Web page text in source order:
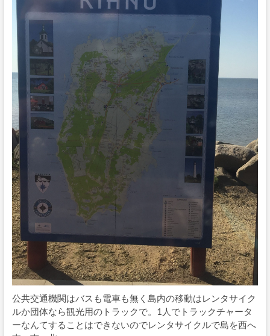
公共交通機関はバスも電車も無く島内の移動はレンタサイク
ルか団体なら観光用のトラックで。1人でトラックチャータ
ーなんてすることはできないのでレンタサイクルで島を西へ